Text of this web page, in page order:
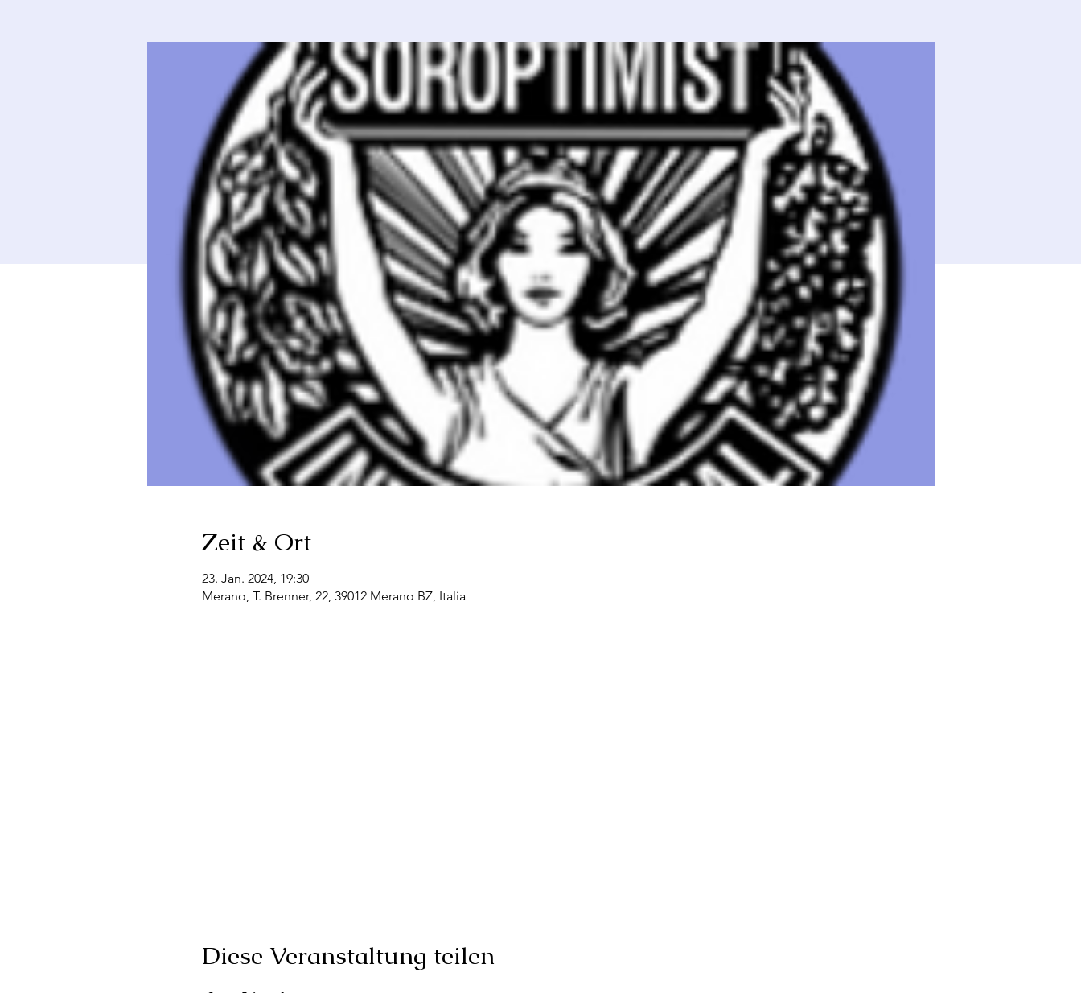
Zeit & Ort
23. Jan. 2024, 19:30
Merano, T. Brenner, 22, 39012 Merano BZ, Italia
Diese Veranstaltung teilen